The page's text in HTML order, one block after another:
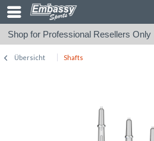
Shop for Professional Resellers Only
Übersicht Shafts